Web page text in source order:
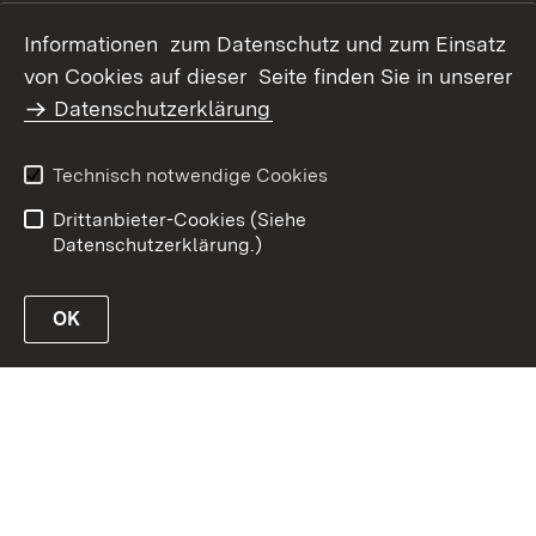
Informationen zum Datenschutz und zum Einsatz
von Cookies auf dieser Seite finden Sie in unserer
Datenschutzerklärung
Technisch notwendige Cookies
Drittanbieter-Cookies (Siehe
Datenschutzerklärung.)
OK